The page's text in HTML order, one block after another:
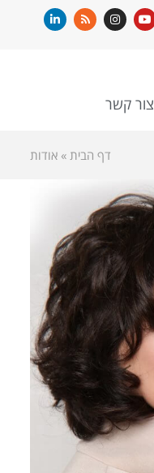
צור קשר
דף הבית » אודות